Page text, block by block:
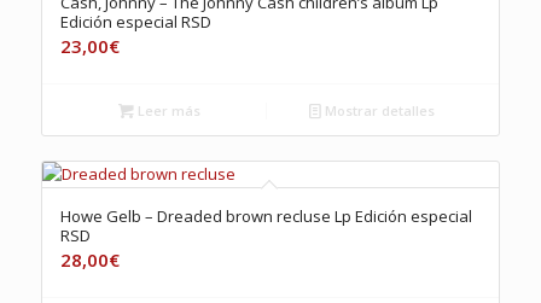
Edición especial RSD
23,00€
Leer más Mostrar detalles
Howe Gelb – Dreaded brown recluse Lp Edición especial
RSD
28,00€